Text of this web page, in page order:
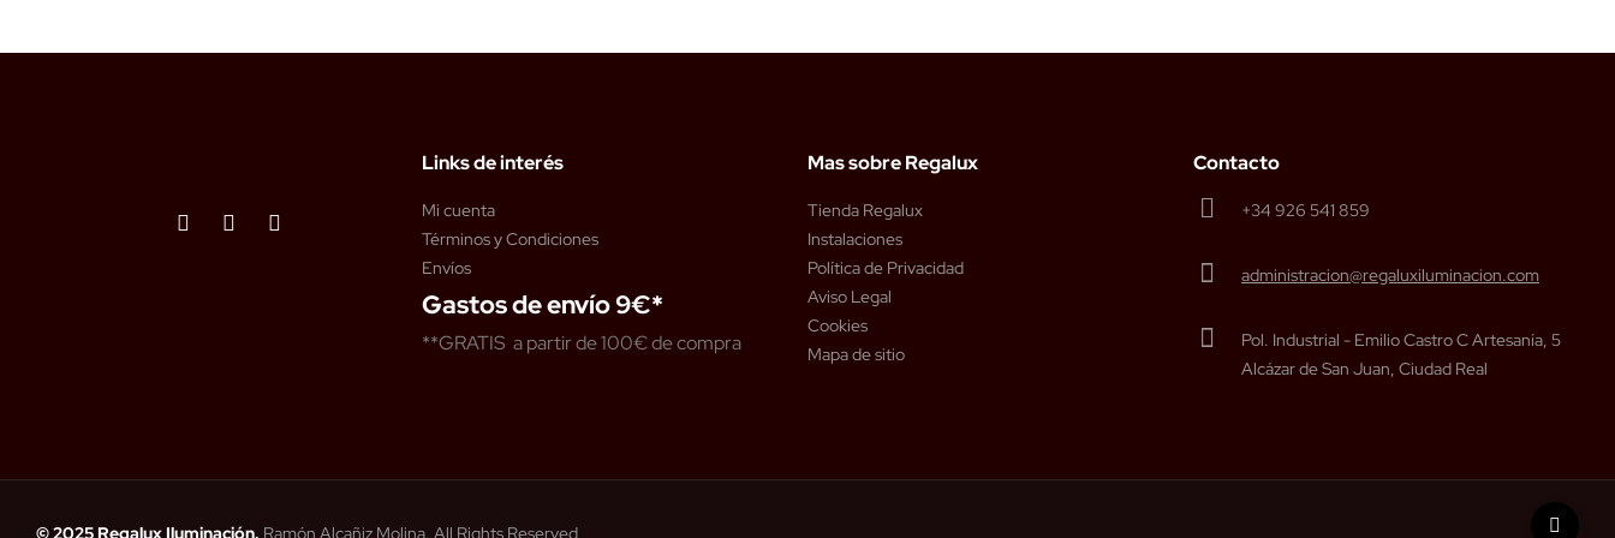
Links de interés
Mi cuenta
Términos y Condiciones
Envíos
Gastos de envío 9€*
**GRATIS a partir de 100€ de compra
Mas sobre Regalux
Tienda Regalux
Instalaciones
Política de Privacidad
Aviso Legal
Cookies
Mapa de sitio
Contacto
+34 926 541 859
administracion@regaluxiluminacion.com
Pol. Industrial - Emilio Castro C Artesanía, 5
Alcázar de San Juan, Ciudad Real
© 2025 Regalux Iluminación. Ramón Alcañiz Molina. All Rights Reserved